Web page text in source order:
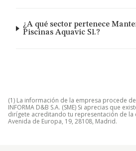
¿A qué sector pertenece
Piscinas Aquavic Sl.?
(1) La información de la empresa procede
INFORMA D&B S.A. (SME) Si aprecias que
dirígete acreditando tu representación de la
Avenida de Europa, 19, 28108, Madrid.